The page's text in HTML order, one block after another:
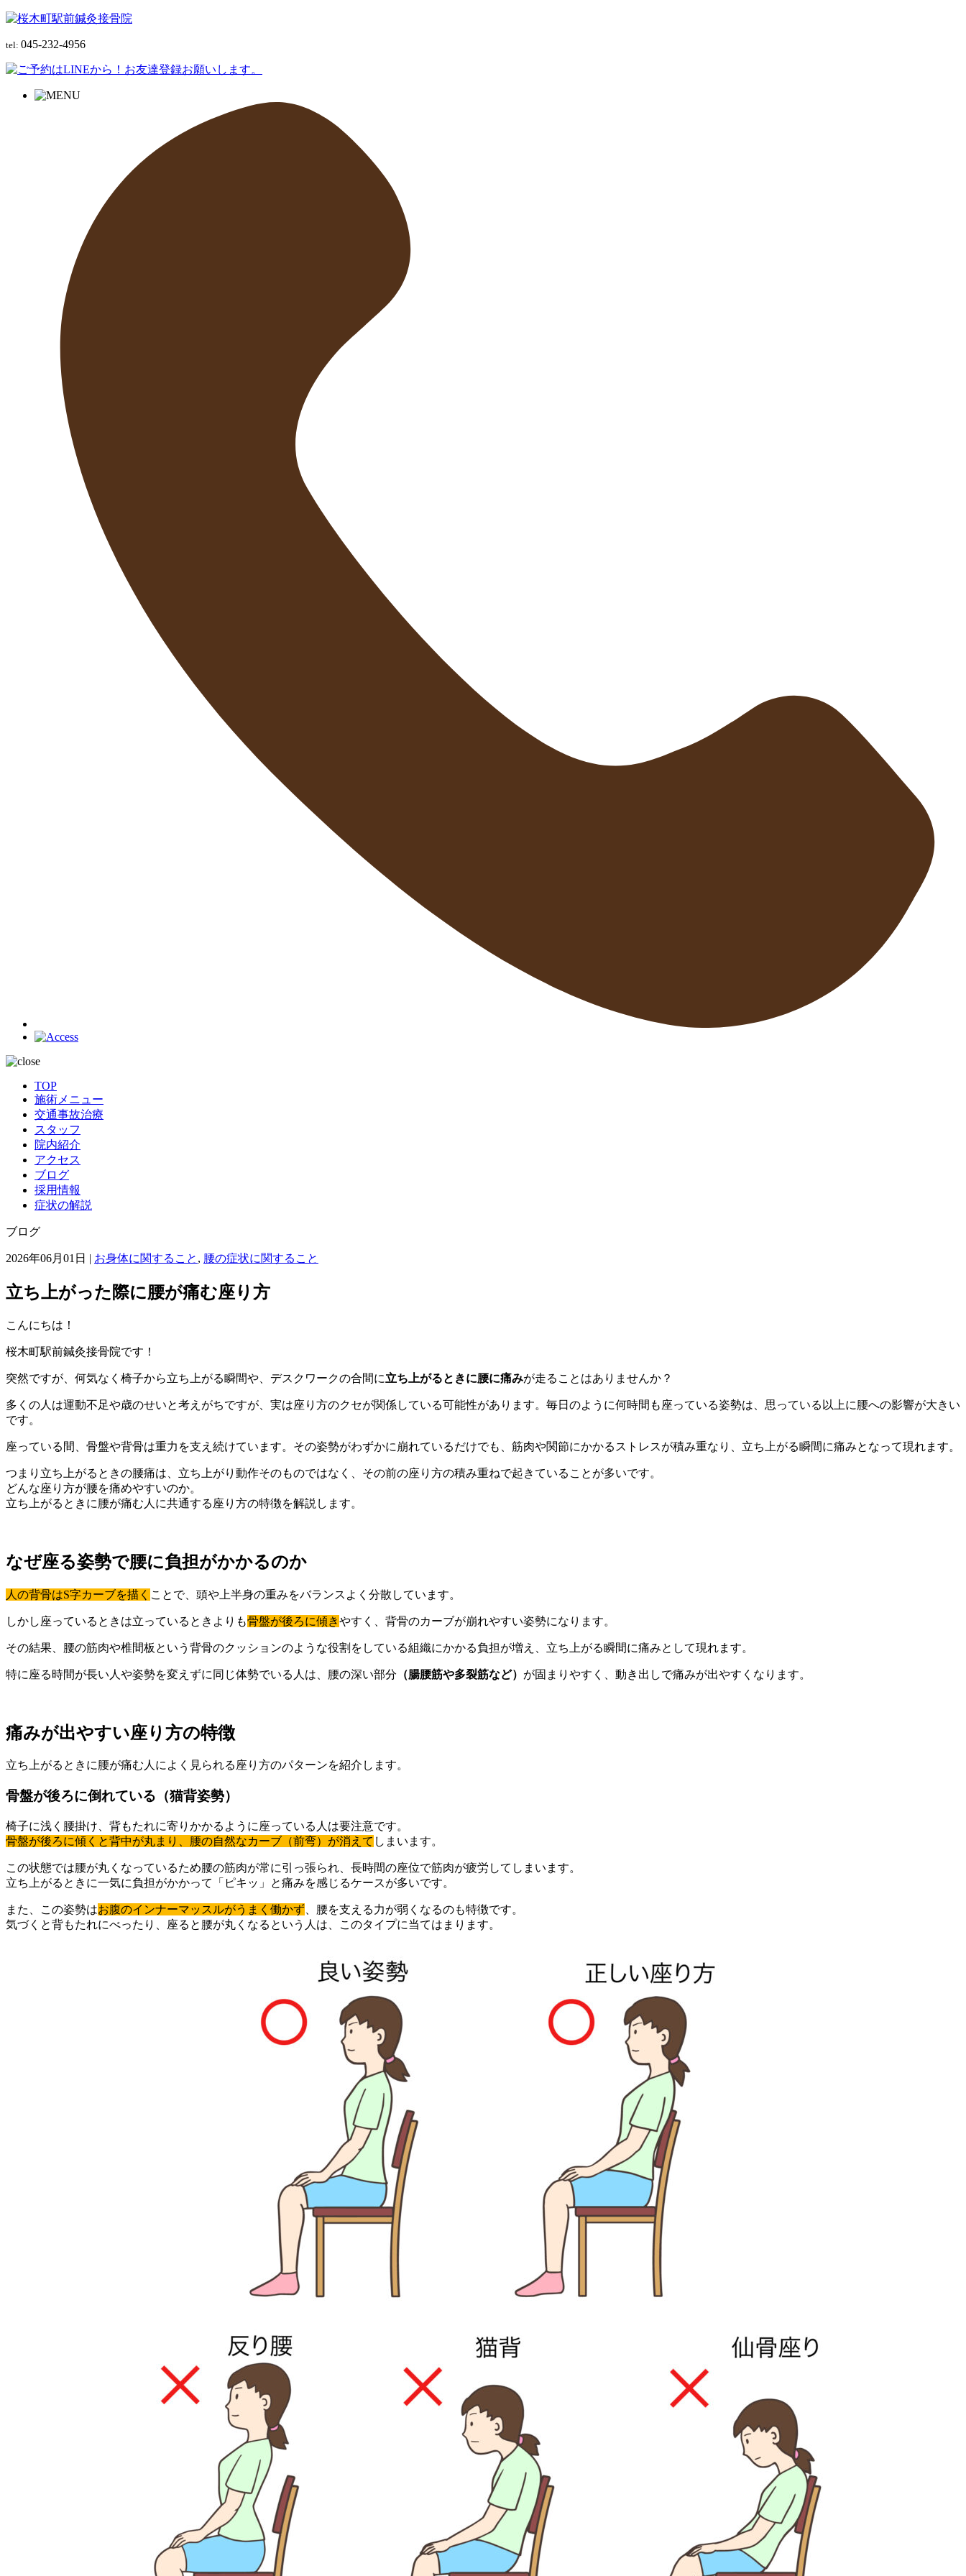
tel: 045-232-4956
TOP
施術メニュー
交通事故治療
スタッフ
院内紹介
アクセス
ブログ
採用情報
症状の解説
ブログ
2026年06月01日 | お身体に関すること , 腰の症状に関すること
立ち上がった際に腰が痛む座り方
こんにちは！
桜木町駅前鍼灸接骨院です！
突然ですが、何気なく椅子から立ち上がる瞬間や、デスクワークの合間に立ち上がるときに腰に痛みが走ることはありませんか？
多くの人は運動不足や歳のせいと考えがちですが、実は座り方のクセが関係している可能性があります。毎日のように何時間も座っている姿勢は、思っている以上に腰への影響が大きい
です。
座っている間、骨盤や背骨は重力を支え続けています。その姿勢がわずかに崩れているだけでも、筋肉や関節にかかるストレスが積み重なり、立ち上がる瞬間に痛みとなって現れます。
つまり立ち上がるときの腰痛は、立ち上がり動作そのものではなく、その前の座り方の積み重ねで起きていることが多いです。
どんな座り方が腰を痛めやすいのか。
立ち上がるときに腰が痛む人に共通する座り方の特徴を解説します。
なぜ座る姿勢で腰に負担がかかるのか
人の背骨はS字カーブを描く ことで、頭や上半身の重みをバランスよく分散しています。
しかし座っているときは立っているときよりも骨盤が後ろに傾きやすく、背骨のカーブが崩れやすい姿勢になります。
その結果、腰の筋肉や椎間板という背骨のクッションのような役割をしている組織にかかる負担が増え、立ち上がる瞬間に痛みとして現れます。
特に座る時間が長い人や姿勢を変えずに同じ体勢でいる人は、腰の深い部分 （腸腰筋や多裂筋など） が固まりやすく、動き出しで痛みが出やすくなります。
痛みが出やすい座り方の特徴
立ち上がるときに腰が痛む人によく見られる座り方のパターンを紹介します。
骨盤が後ろに倒れている（猫背姿勢）
椅子に浅く腰掛け、背もたれに寄りかかるように座っている人は要注意です。
骨盤が後ろに傾くと背中が丸まり、腰の自然なカーブ（前弯）が消えて しまいます。
この状態では腰が丸くなっているため腰の筋肉が常に引っ張られ、長時間の座位で筋肉が疲労してしまいます。
立ち上がるときに一気に負担がかかって「ピキッ」と痛みを感じるケースが多いです。
また、この姿勢はお腹のインナーマッスルがうまく働かず 、腰を支える力が弱くなるのも特徴です。
気づくと背もたれにべったり、座ると腰が丸くなるという人は、このタイプに当てはまります。